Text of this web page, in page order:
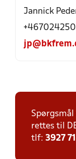
Jannick
rettes til
tlf: 3927